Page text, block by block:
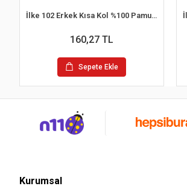
İlke 102 Erkek Kısa Kol %100 Pamuk Atlet
160,27 TL
Sepete Ekle
Kurumsal